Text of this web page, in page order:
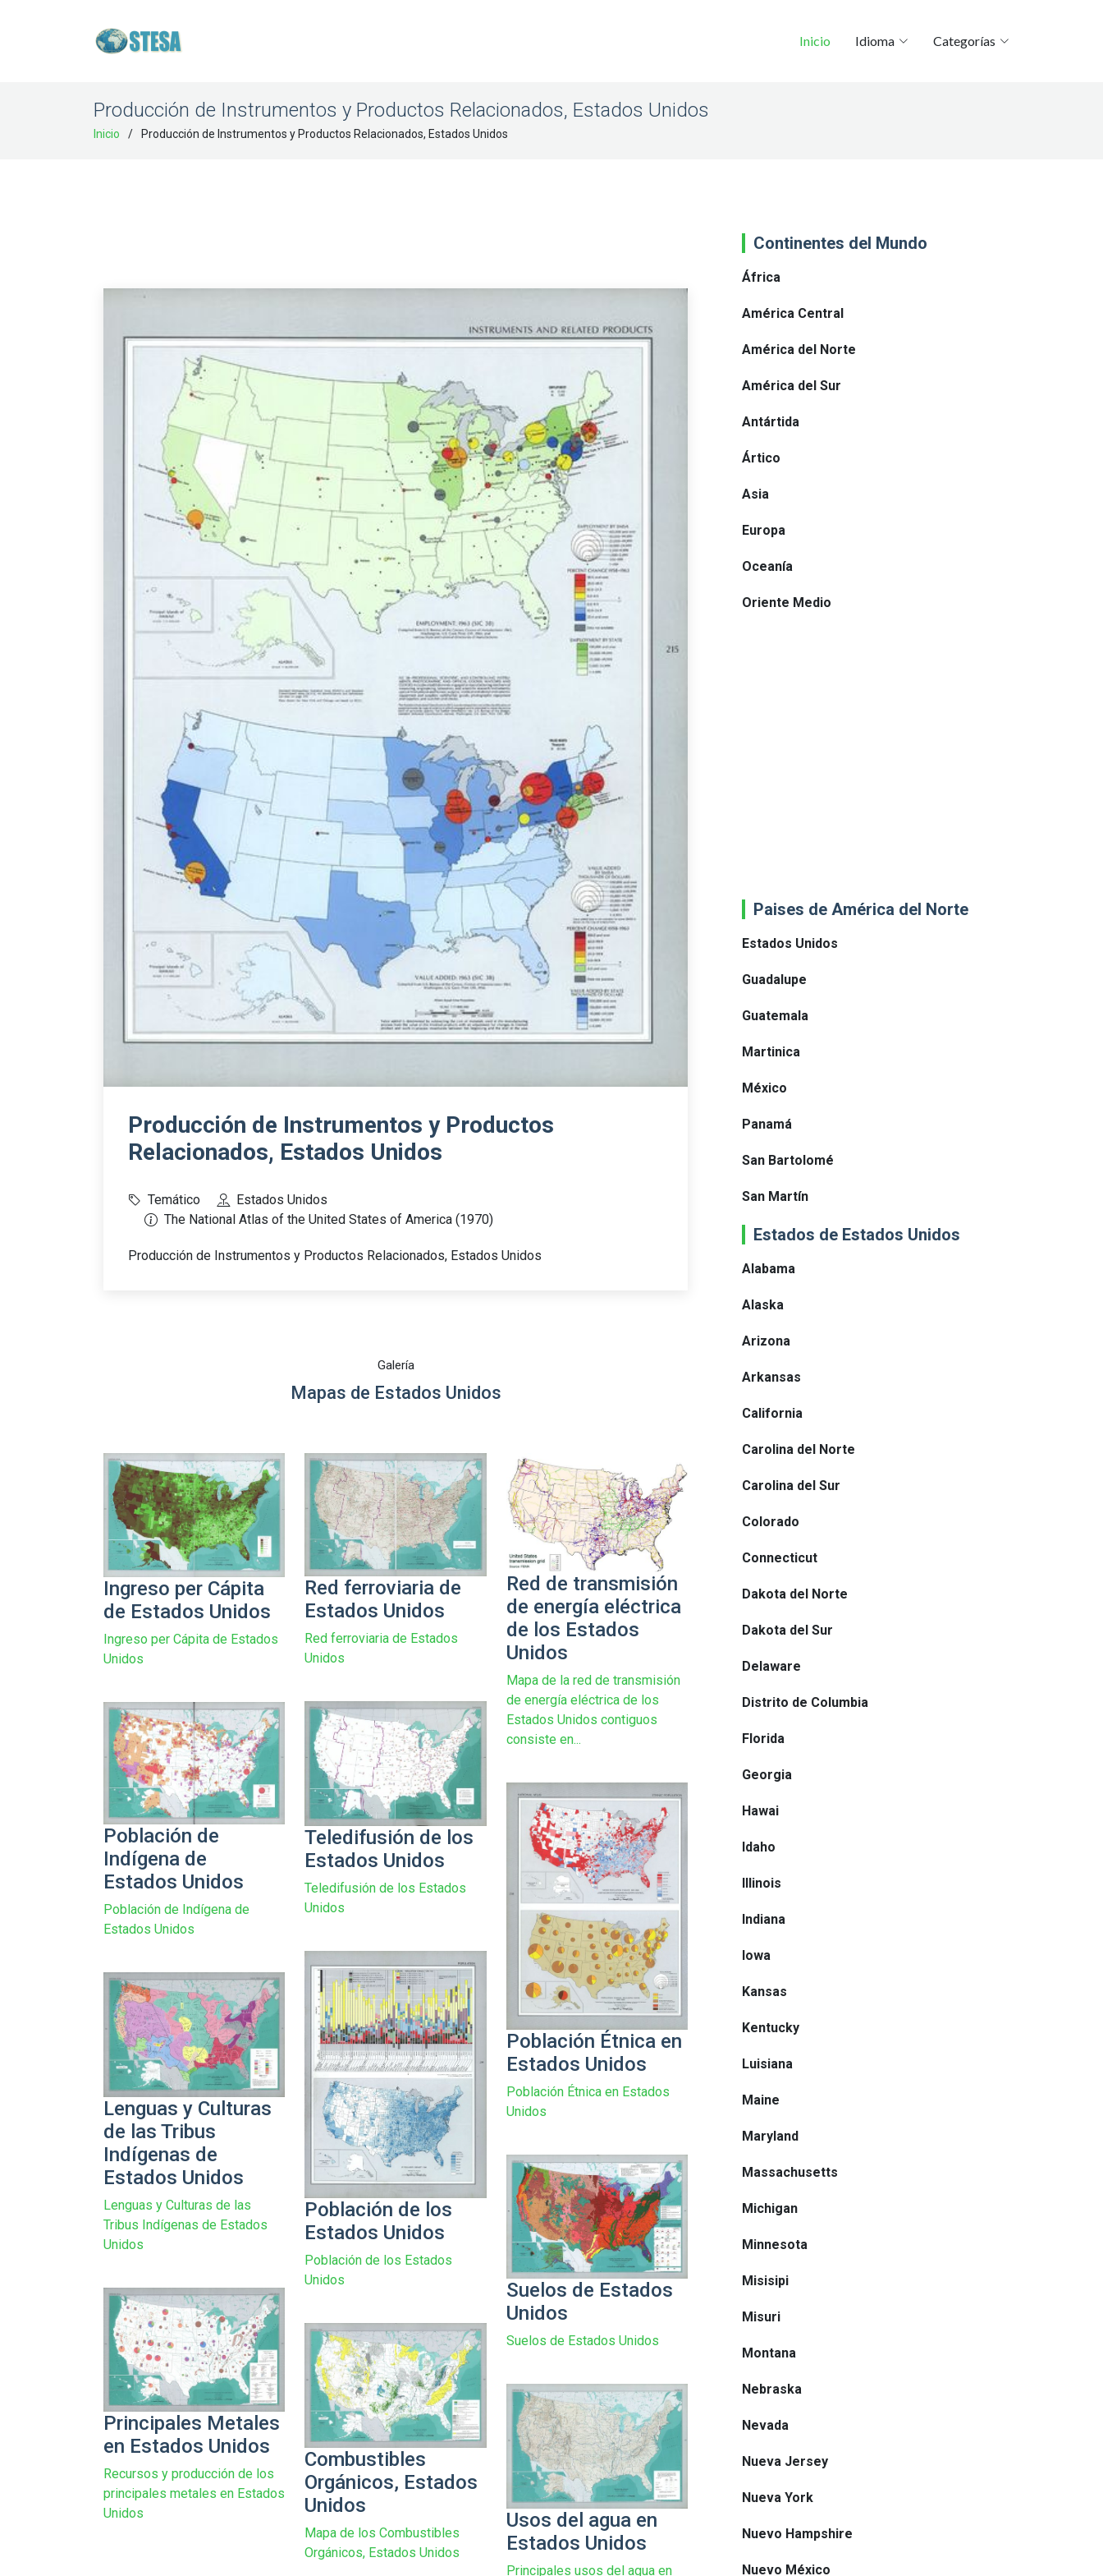
Inicio Idioma Categorías
Producción de Instrumentos y Productos Relacionados, Estados Unidos
Inicio Producción de Instrumentos y Productos Relacionados, Estados Unidos
Producción de Instrumentos y Productos
Relacionados, Estados Unidos
Temático
Estados Unidos
The National Atlas of the United States of America (1970)
Producción de Instrumentos y Productos Relacionados, Estados Unidos
Galería
Mapas de Estados Unidos
Ingreso per Cápita
de Estados Unidos
Ingreso per Cápita de Estados
Unidos
Red ferroviaria de
Estados Unidos
Red ferroviaria de Estados
Unidos
Red de transmisión
de energía eléctrica
de los Estados
Unidos
Mapa de la red de transmisión
de energía eléctrica de los
Estados Unidos contiguos
consiste en...
Teledifusión de los
Estados Unidos
Teledifusión de los Estados
Unidos
Población de
Indígena de
Estados Unidos
Población de Indígena de
Estados Unidos
Población Étnica en
Estados Unidos
Población Étnica en Estados
Unidos
Población de los
Estados Unidos
Población de los Estados
Unidos
Lenguas y Culturas
de las Tribus
Indígenas de
Estados Unidos
Lenguas y Culturas de las
Tribus Indígenas de Estados
Unidos
Suelos de Estados
Unidos
Suelos de Estados Unidos
Principales Metales
en Estados Unidos
Recursos y producción de los
principales metales en Estados
Unidos
Combustibles
Orgánicos, Estados
Unidos
Mapa de los Combustibles
Orgánicos, Estados Unidos
Usos del agua en
Estados Unidos
Principales usos del agua en
Continentes del Mundo
África
América Central
América del Norte
América del Sur
Antártida
Ártico
Asia
Europa
Oceanía
Oriente Medio
Paises de América del Norte
Estados Unidos
Guadalupe
Guatemala
Martinica
México
Panamá
San Bartolomé
San Martín
Estados de Estados Unidos
Alabama
Alaska
Arizona
Arkansas
California
Carolina del Norte
Carolina del Sur
Colorado
Connecticut
Dakota del Norte
Dakota del Sur
Delaware
Distrito de Columbia
Florida
Georgia
Hawai
Idaho
Illinois
Indiana
Iowa
Kansas
Kentucky
Luisiana
Maine
Maryland
Massachusetts
Michigan
Minnesota
Misisipi
Misuri
Montana
Nebraska
Nevada
Nueva Jersey
Nueva York
Nuevo Hampshire
Nuevo México